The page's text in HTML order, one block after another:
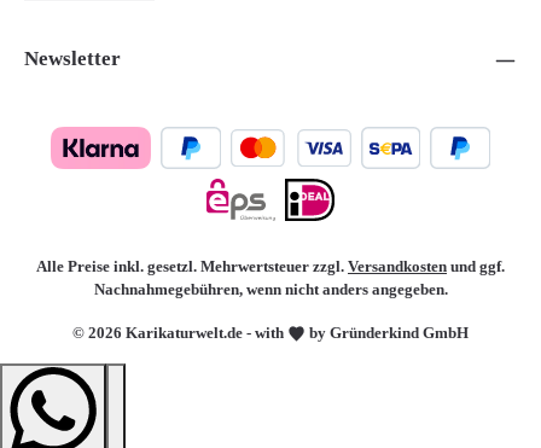
Newsletter
© 2026 Karikaturwelt.de - with by Gründerkind GmbH
Alle Preise inkl. gesetzl. Mehrwertsteuer zzgl. Versandkosten und ggf.
Nachnahmegebühren, wenn nicht anders angegeben.